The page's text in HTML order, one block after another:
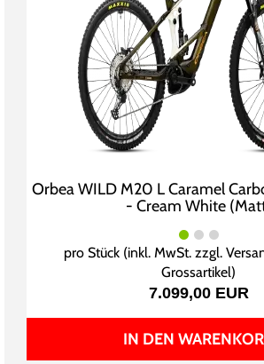
Orbea WILD M20 L Caramel
- Cream White
pro Stück (inkl. MwSt. zzgl.
Grossartikel)
7.099,00 EUR
IN DEN